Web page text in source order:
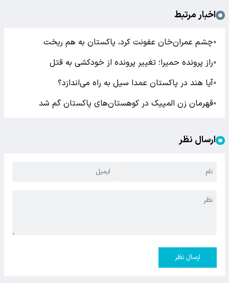
اخبار مرتبط
●چشم عمران‌خان عفونت کرد، پاکستان به هم ریخت
●راز پرونده حمیرا؛ تغییر پرونده از خودکشی به قتل
●آیا هند در پاکستان عمدا سیل به راه می‌اندازد؟
●قهرمان زن المپیک در کوهستان‌های پاکستان گم شد
ارسال نظر
ارسال نظر